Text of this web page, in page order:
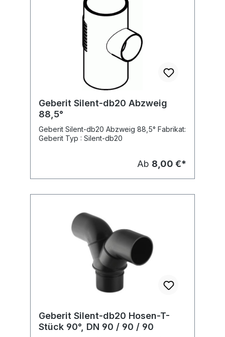
Geberit Silent-db20 Abzweig
88,5°
Geberit Silent-db20 Abzweig 88,5° Fabrikat:
Geberit Typ : Silent-db20
Ab 8,00 €*
Geberit Silent-db20 Hosen-T-
Stück 90°, DN 90 / 90 / 90